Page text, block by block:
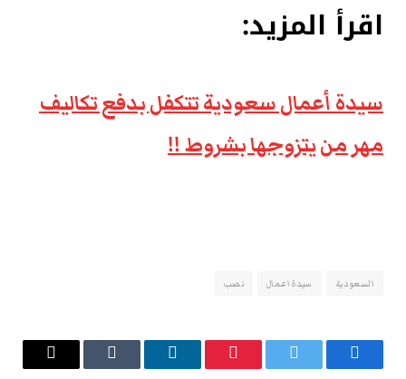
اقرأ المزيد:
سيدة أعمال سعودية تتكفل بدفع تكاليف
مهر من يتزوجها بشروط !!
السعودية سيدة اعمال نصب
فيسبوك تويتر بينتيريستلينكدإن Tumblr البريد